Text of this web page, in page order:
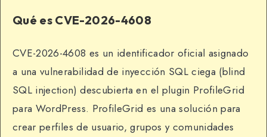
Qué es CVE-2026-4608
CVE-2026-4608 es un identificador oficial asignado
a una vulnerabilidad de inyección SQL ciega (blind
SQL injection) descubierta en el plugin ProfileGrid
para WordPress. ProfileGrid es una solución para
crear perfiles de usuario, grupos y comunidades